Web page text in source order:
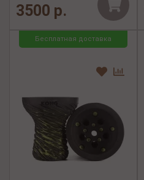
3500 р.
Бесплатная доставка